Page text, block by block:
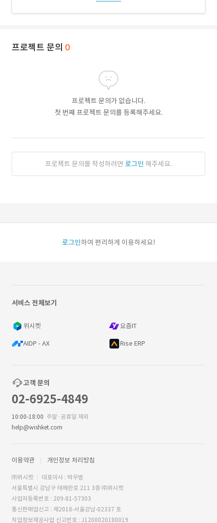
프로젝트 문의 0
프로젝트 문의가 없습니다.
첫 번째 프로젝트 문의를 등록해주세요.
프로젝트 문의를 작성하려면 로그인 해주세요.
로그인하여 편리하게 이용하세요!
서비스 전체보기
위시켓 요즘IT
AIDP - AX Rise ERP
고객 문의
02-6925-4849
10:00-18:00 주말·공휴일 제외
help@wishket.com
이용약관 개인정보 처리방침
㈜위시켓
대표이사 : 박우범
서울특별시 강남구 테헤란로 211 3층 ㈜위시켓
사업자등록번호 : 209-81-57303
통신판매업신고 : 제2018-서울강남-02337 호
직업정보제공사업 신고번호 : J1200020180019